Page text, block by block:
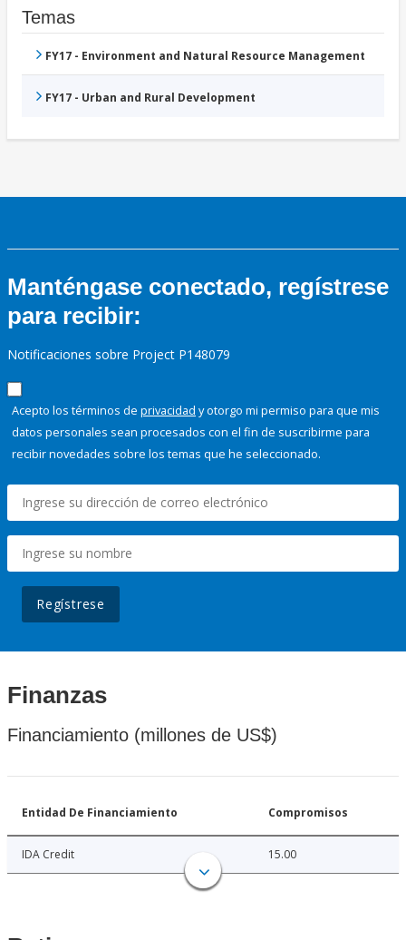
Temas
FY17 - Environment and Natural Resource Management
FY17 - Urban and Rural Development
Manténgase conectado, regístrese
para recibir:
Notificaciones sobre Project P148079
Acepto los términos de privacidad y otorgo mi permiso para que mis
datos personales sean procesados con el fin de suscribirme para
recibir novedades sobre los temas que he seleccionado.
Regístrese
Finanzas
Financiamiento (millones de US$)
Entidad De Financiamiento Compromisos
IDA Credit 15.00